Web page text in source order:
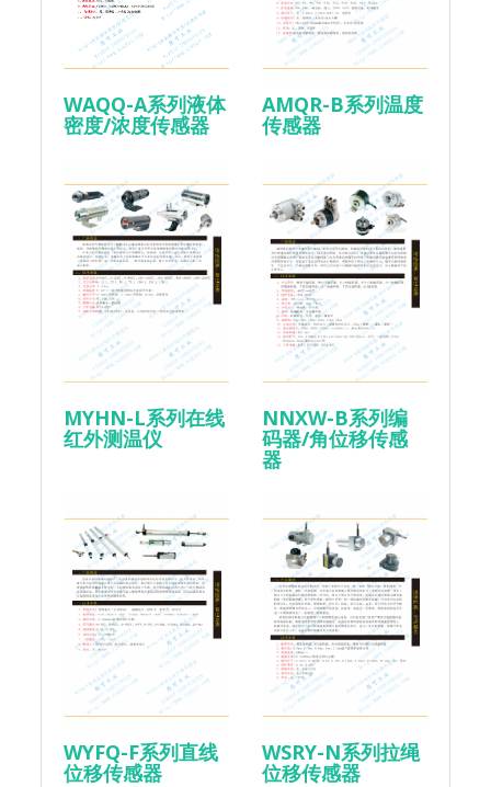
WAQQ-A系列液体
密度/浓度传感器
AMQR-B系列温度
传感器
MYHN-L系列在线
红外测温仪
NNXW-B系列编
码器/角位移传感
器
WYFQ-F系列直线
位移传感器
WSRY-N系列拉绳
位移传感器